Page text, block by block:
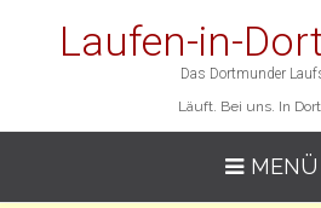
Laufen-in-
Das Dortmunder
Läuft. Bei uns. In
MENÜ